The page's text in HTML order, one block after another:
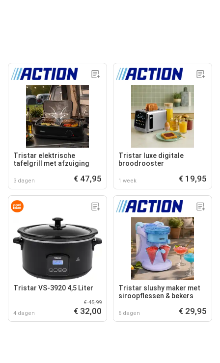
Tristar elektrische
tafelgrill met afzuiging
3 dagen € 47,95
Tristar luxe digitale
broodrooster
1 week € 19,95
Tristar VS-3920 4,5 Liter
4 dagen
€ 45,99
€ 32,00
Tristar slushy maker met
siroopflessen & bekers
6 dagen € 29,95